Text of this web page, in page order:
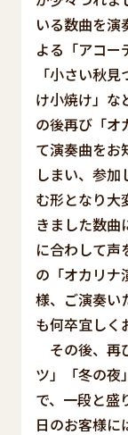
いる数曲を演
よる「アコー
「小さい秋
け小焼け」な
の後再び「オ
て演奏曲をお
しまい、参
む形となり大
きました数曲
に合わして声
の「オカリナ
様、ご演奏い
も何卒宜しく
その後、再
ツ」「冬の夜
で、一段と盛
日のお客様に